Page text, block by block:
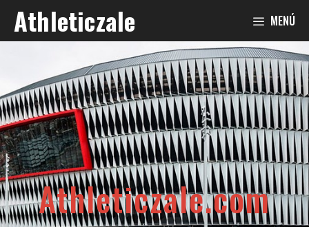
Saltar
contenido
Athleticzale MENÚ
Athleticzale.com